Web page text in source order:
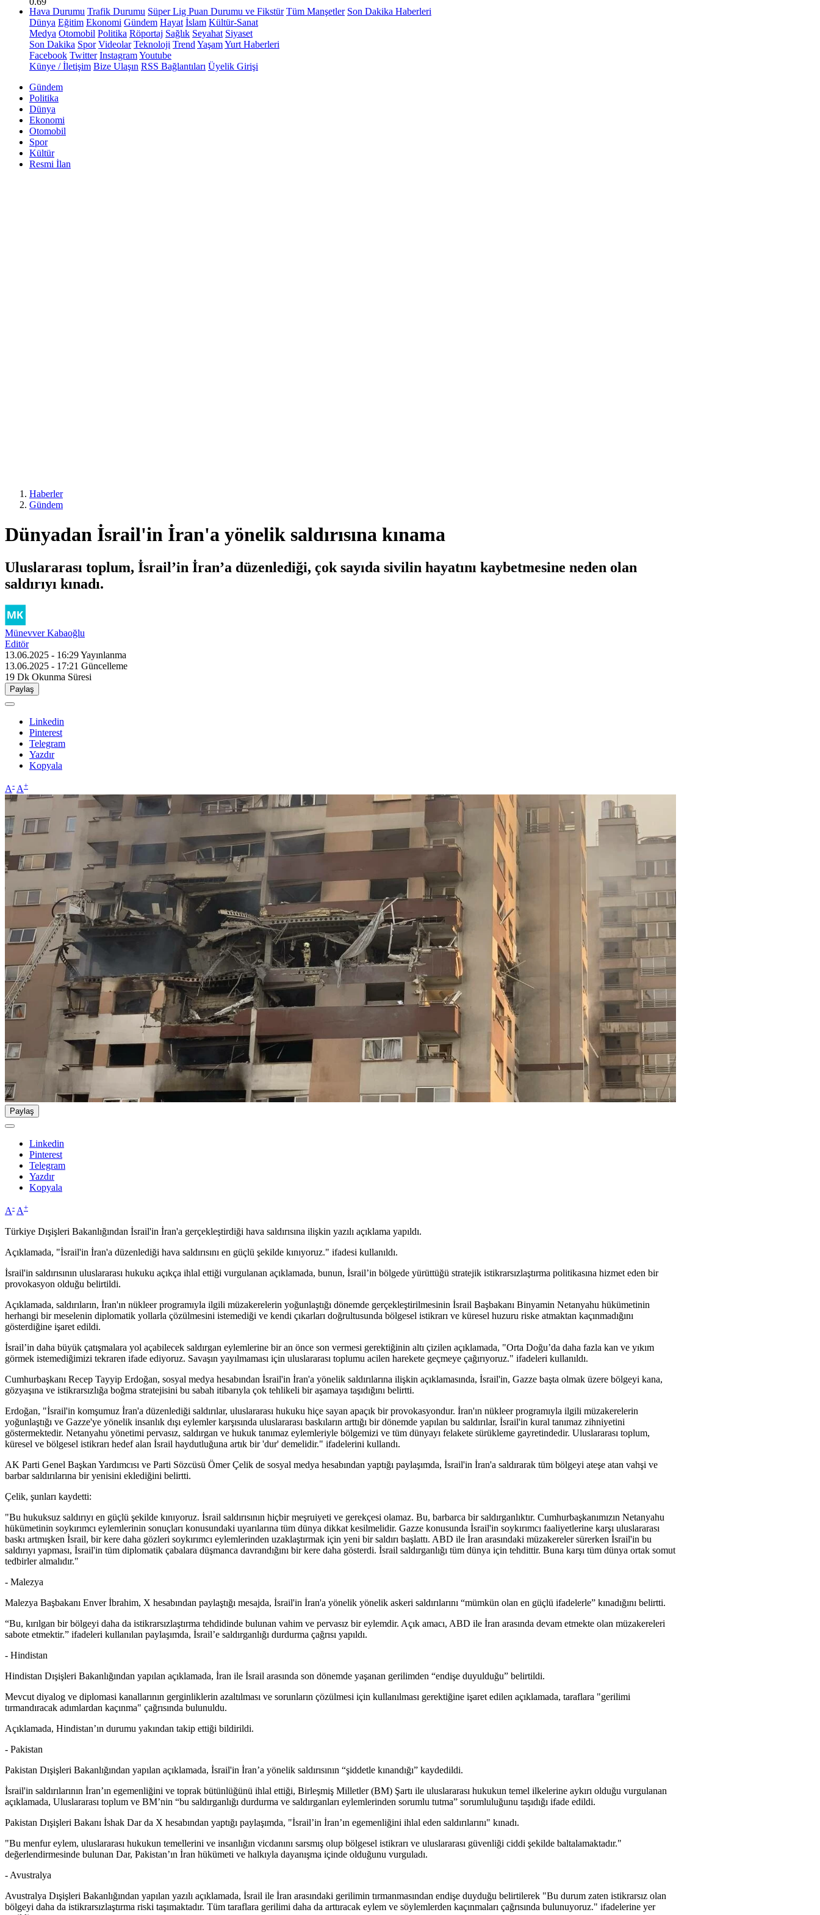
Hava Durumu Trafik Durumu Süper Lig Puan Durumu ve Fikstür Tüm Manşetler Son Dakika Haberleri
Dünya Eğitim Ekonomi Gündem Hayat İslam Kültür-Sanat
Medya Otomobil Politika Röportaj Sağlık Seyahat Siyaset
Son Dakika Spor Videolar Teknoloji Trend YaşamYurt Haberleri
Facebook Twitter InstagramYoutube
Künye / İletişim Bize Ulaşın RSS Bağlantıları Üyelik Girişi
Gündem
Politika
Dünya
Ekonomi
Otomobil
Spor
Kültür
Resmi İlan
Haberler
Gündem
Dünyadan İsrail'in İran'a yönelik saldırısına kınama
Uluslararası toplum, İsrail’in İran’a düzenlediği, çok sayıda sivilin hayatını kaybetmesine neden olan
saldırıyı kınadı.
Münevver Kabaoğlu
Editör
13.06.2025 - 16:29Yayınlanma
13.06.2025 - 17:21 Güncelleme
19 Dk Okunma Süresi
Paylaş
Linkedin
Pinterest
Telegram
Yazdır
Kopyala
A- A+
Paylaş
Linkedin
Pinterest
Telegram
Yazdır
Kopyala
A- A+
Türkiye Dışişleri Bakanlığından İsrail'in İran'a gerçekleştirdiği hava saldırısına ilişkin yazılı açıklama yapıldı.
Açıklamada, "İsrail'in İran'a düzenlediği hava saldırısını en güçlü şekilde kınıyoruz." ifadesi kullanıldı.
İsrail'in saldırısının uluslararası hukuku açıkça ihlal ettiği vurgulanan açıklamada, bunun, İsrail’in bölgede yürüttüğü stratejik istikrarsızlaştırma politikasına hizmet eden bir
provokasyon olduğu belirtildi.
Açıklamada, saldırıların, İran'ın nükleer programıyla ilgili müzakerelerin yoğunlaştığı dönemde gerçekleştirilmesinin İsrail Başbakanı Binyamin Netanyahu hükümetinin
herhangi bir meselenin diplomatik yollarla çözülmesini istemediği ve kendi çıkarları doğrultusunda bölgesel istikrarı ve küresel huzuru riske atmaktan kaçınmadığını
gösterdiğine işaret edildi.
İsrail’in daha büyük çatışmalara yol açabilecek saldırgan eylemlerine bir an önce son vermesi gerektiğinin altı çizilen açıklamada, "Orta Doğu’da daha fazla kan ve yıkım
görmek istemediğimizi tekraren ifade ediyoruz. Savaşın yayılmaması için uluslararası toplumu acilen harekete geçmeye çağırıyoruz." ifadeleri kullanıldı.
Cumhurbaşkanı Recep Tayyip Erdoğan, sosyal medya hesabından İsrail'in İran'a yönelik saldırılarına ilişkin açıklamasında, İsrail'in, Gazze başta olmak üzere bölgeyi kana,
gözyaşına ve istikrarsızlığa boğma stratejisini bu sabah itibarıyla çok tehlikeli bir aşamaya taşıdığını belirtti.
Erdoğan, "İsrail'in komşumuz İran'a düzenlediği saldırılar, uluslararası hukuku hiçe sayan apaçık bir provokasyondur. İran'ın nükleer programıyla ilgili müzakerelerin
yoğunlaştığı ve Gazze'ye yönelik insanlık dışı eylemler karşısında uluslararası baskıların arttığı bir dönemde yapılan bu saldırılar, İsrail'in kural tanımaz zihniyetini
göstermektedir. Netanyahu yönetimi pervasız, saldırgan ve hukuk tanımaz eylemleriyle bölgemizi ve tüm dünyayı felakete sürükleme gayretindedir. Uluslararası toplum,
küresel ve bölgesel istikrarı hedef alan İsrail haydutluğuna artık bir 'dur' demelidir." ifadelerini kullandı.
AK Parti Genel Başkan Yardımcısı ve Parti Sözcüsü Ömer Çelik de sosyal medya hesabından yaptığı paylaşımda, İsrail'in İran'a saldırarak tüm bölgeyi ateşe atan vahşi ve
barbar saldırılarına bir yenisini eklediğini belirtti.
Çelik, şunları kaydetti:
"Bu hukuksuz saldırıyı en güçlü şekilde kınıyoruz. İsrail saldırısının hiçbir meşruiyeti ve gerekçesi olamaz. Bu, barbarca bir saldırganlıktır. Cumhurbaşkanımızın Netanyahu
hükümetinin soykırımcı eylemlerinin sonuçları konusundaki uyarılarına tüm dünya dikkat kesilmelidir. Gazze konusunda İsrail'in soykırımcı faaliyetlerine karşı uluslararası
baskı artmışken İsrail, bir kere daha gözleri soykırımcı eylemlerinden uzaklaştırmak için yeni bir saldırı başlattı. ABD ile İran arasındaki müzakereler sürerken İsrail'in bu
saldırıyı yapması, İsrail'in tüm diplomatik çabalara düşmanca davrandığını bir kere daha gösterdi. İsrail saldırganlığı tüm dünya için tehdittir. Buna karşı tüm dünya ortak somut
tedbirler almalıdır."
- Malezya
Malezya Başbakanı Enver İbrahim, X hesabından paylaştığı mesajda, İsrail'in İran'a yönelik yönelik askeri saldırılarını “mümkün olan en güçlü ifadelerle” kınadığını belirtti.
“Bu, kırılgan bir bölgeyi daha da istikrarsızlaştırma tehdidinde bulunan vahim ve pervasız bir eylemdir. Açık amacı, ABD ile İran arasında devam etmekte olan müzakereleri
sabote etmektir.” ifadeleri kullanılan paylaşımda, İsrail’e saldırganlığı durdurma çağrısı yapıldı.
- Hindistan
Hindistan Dışişleri Bakanlığından yapılan açıklamada, İran ile İsrail arasında son dönemde yaşanan gerilimden “endişe duyulduğu” belirtildi.
Mevcut diyalog ve diplomasi kanallarının gerginliklerin azaltılması ve sorunların çözülmesi için kullanılması gerektiğine işaret edilen açıklamada, taraflara "gerilimi
tırmandıracak adımlardan kaçınma" çağrısında bulunuldu.
Açıklamada, Hindistan’ın durumu yakından takip ettiği bildirildi.
- Pakistan
Pakistan Dışişleri Bakanlığından yapılan açıklamada, İsrail'in İran’a yönelik saldırısının “şiddetle kınandığı” kaydedildi.
İsrail'in saldırılarının İran’ın egemenliğini ve toprak bütünlüğünü ihlal ettiği, Birleşmiş Milletler (BM) Şartı ile uluslararası hukukun temel ilkelerine aykırı olduğu vurgulanan
açıklamada, Uluslararası toplum ve BM’nin “bu saldırganlığı durdurma ve saldırganları eylemlerinden sorumlu tutma” sorumluluğunu taşıdığı ifade edildi.
Pakistan Dışişleri Bakanı İshak Dar da X hesabından yaptığı paylaşımda, "İsrail’in İran’ın egemenliğini ihlal eden saldırılarını" kınadı.
"Bu menfur eylem, uluslararası hukukun temellerini ve insanlığın vicdanını sarsmış olup bölgesel istikrarı ve uluslararası güvenliği ciddi şekilde baltalamaktadır."
değerlendirmesinde bulunan Dar, Pakistan’ın İran hükümeti ve halkıyla dayanışma içinde olduğunu vurguladı.
- Avustralya
Avustralya Dışişleri Bakanlığından yapılan yazılı açıklamada, İsrail ile İran arasındaki gerilimin tırmanmasından endişe duyduğu belirtilerek "Bu durum zaten istikrarsız olan
bölgeyi daha da istikrarsızlaştırma riski taşımaktadır. Tüm taraflara gerilimi daha da arttıracak eylem ve söylemlerden kaçınmaları çağrısında bulunuyoruz." ifadelerine yer